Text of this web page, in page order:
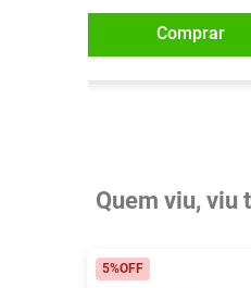
Comprar
Quem viu, viu
5%OFF